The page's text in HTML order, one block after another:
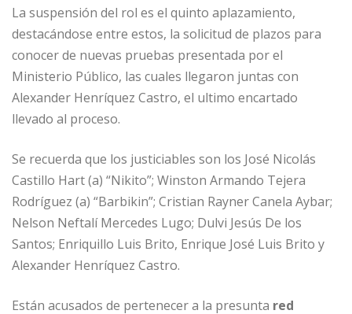
La suspensión del rol es el quinto aplazamiento,
destacándose entre estos, la solicitud de plazos para
conocer de nuevas pruebas presentada por el
Ministerio Público, las cuales llegaron juntas con
Alexander Henríquez Castro, el ultimo encartado
llevado al proceso.
Se recuerda que los justiciables son los José Nicolás
Castillo Hart (a) “Nikito”; Winston Armando Tejera
Rodríguez (a) “Barbikin”; Cristian Rayner Canela Aybar;
Nelson Neftalí Mercedes Lugo; Dulvi Jesús De los
Santos; Enriquillo Luis Brito, Enrique José Luis Brito y
Alexander Henríquez Castro.
Están acusados de pertenecer a la presunta red